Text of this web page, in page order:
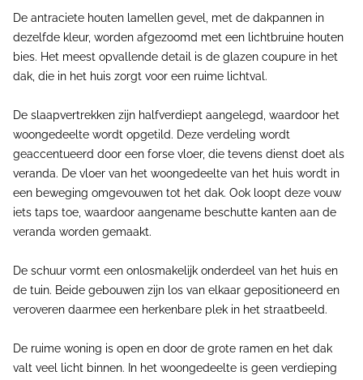
De antraciete houten lamellen gevel, met de dakpannen in
dezelfde kleur, worden afgezoomd met een lichtbruine houten
bies. Het meest opvallende detail is de glazen coupure in het
dak, die in het huis zorgt voor een ruime lichtval.
De slaapvertrekken zijn halfverdiept aangelegd, waardoor het
woongedeelte wordt opgetild. Deze verdeling wordt
geaccentueerd door een forse vloer, die tevens dienst doet als
veranda. De vloer van het woongedeelte van het huis wordt in
een beweging omgevouwen tot het dak. Ook loopt deze vouw
iets taps toe, waardoor aangename beschutte kanten aan de
veranda worden gemaakt.
De schuur vormt een onlosmakelijk onderdeel van het huis en
de tuin. Beide gebouwen zijn los van elkaar gepositioneerd en
veroveren daarmee een herkenbare plek in het straatbeeld.
De ruime woning is open en door de grote ramen en het dak
valt veel licht binnen. In het woongedeelte is geen verdieping